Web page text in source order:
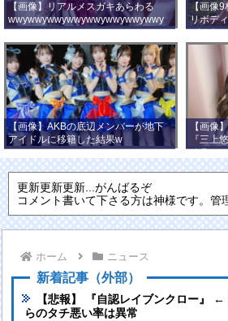
【画像】リアルメスガキあらわる
wwywwywwywwywwywwywwywwy
wwy
【画像9
リボデ
バスト
【画像】AKBの底辺メンバーが地下
アイドルに移籍した結果w
【画像
『三上
チラ
更新更新更新...がんばるぞ
コメント書いて下さる方は神様です。管
ホーム ニュース
新着記事（外部）
【悲報】 『自認レイブンクロー』 ←
らのタチ悪い率は異常